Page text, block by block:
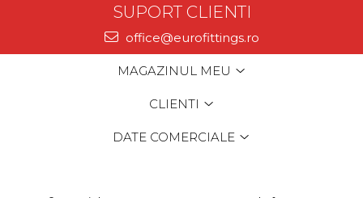
SUPORT CLIENTI
office@eurofittings.ro
MAGAZINUL MEU
CLIENTI
DATE COMERCIALE